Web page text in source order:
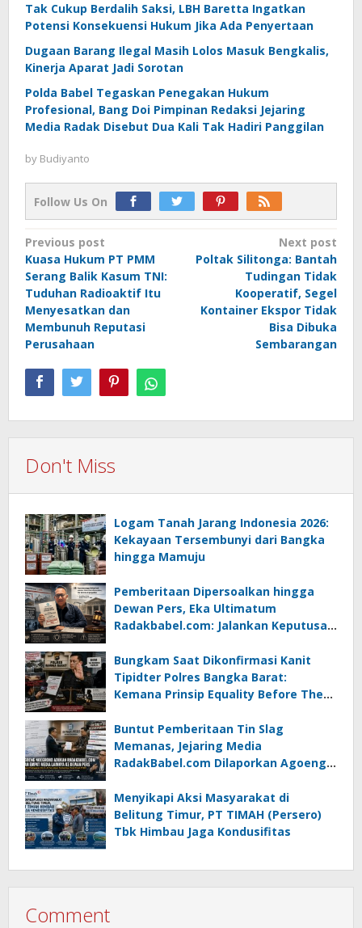
Tak Cukup Berdalih Saksi, LBH Baretta Ingatkan
Potensi Konsekuensi Hukum Jika Ada Penyertaan
Dugaan Barang Ilegal Masih Lolos Masuk Bengkalis,
Kinerja Aparat Jadi Sorotan
Polda Babel Tegaskan Penegakan Hukum
Profesional, Bang Doi Pimpinan Redaksi Jejaring
Media Radak Disebut Dua Kali Tak Hadiri Panggilan
by Budiyanto
Follow Us On
Post
navigation
Previous post
Kuasa Hukum PT PMM
Serang Balik Kasum TNI:
Tuduhan Radioaktif Itu
Menyesatkan dan
Membunuh Reputasi
Perusahaan
Next post
Poltak Silitonga: Bantah
Tudingan Tidak
Kooperatif, Segel
Kontainer Ekspor Tidak
Bisa Dibuka
Sembarangan
Don't Miss
Logam Tanah Jarang Indonesia 2026:
Kekayaan Tersembunyi dari Bangka
hingga Mamuju
Pemberitaan Dipersoalkan hingga
Dewan Pers, Eka Ultimatum
Radakbabel.com: Jalankan Keputusan
Bungkam Saat Dikonfirmasi Kanit
Tipidter Polres Bangka Barat:
Kemana Prinsip Equality Before The
Buntut Pemberitaan Tin Slag
Memanas, Jejaring Media
RadakBabel.com Dilaporkan Agoeng
Menyikapi Aksi Masyarakat di
Belitung Timur, PT TIMAH (Persero)
Tbk Himbau Jaga Kondusifitas
Comment